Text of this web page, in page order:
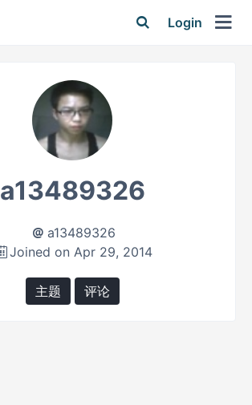
Login
a13489326
a13489326
Joined on Apr 29, 2014
主题 评论